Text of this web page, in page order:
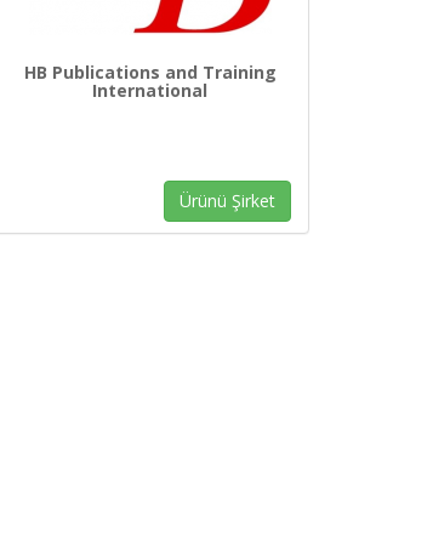
HB Publications and Training
International
Ürünü Şirket